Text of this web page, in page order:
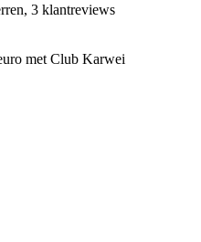
3 klantreviews
met Club Karwei